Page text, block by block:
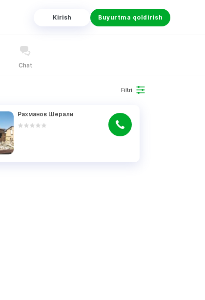
Kirish Buyurtma qoldirish
Chat
Filtri
Рахманов Шерали